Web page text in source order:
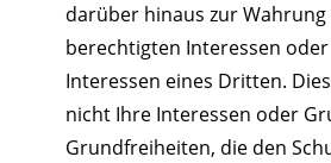
darüber hinaus zur
berechtigten Interessen
Interessen eines Dritten.
nicht Ihre Interessen oder
Grundfreiheiten, die den